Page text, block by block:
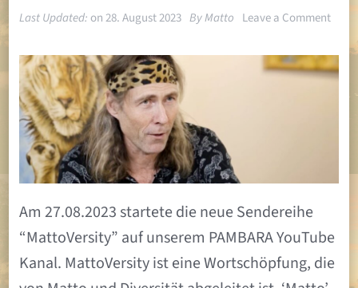
Last Updated:on28. August 2023 ByMatto Leave a Commenton
–
Am 27.08.2023 startete die neue Sendereihe
“MattoVersity” auf unserem PAMBARA YouTube
Kanal. MattoVersity ist eine Wortschöpfung, die